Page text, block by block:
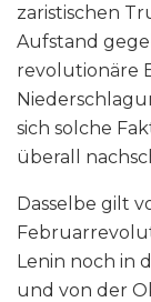
zaristischen
Aufstand
revolutionäre
sich solche
überall
Dasselbe gilt
Lenin noch in
und von der